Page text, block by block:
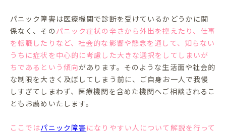
パニック障害は医療機関で診断を受けているかどうかに関
係なく、その パニック症状の辛さから外出を控えたり、仕事
を転職したりなど、社会的な影響や懸念を通して、知らない
うちに症状を中心的に考慮した大きな選択をしてしまいが
ちであるという傾向があります。そのような生活面や社会的
な制限を大きく及ぼしてしまう前に、ご自身お一人で我慢
しすぎてしまわず、医療機関を含めた機関へご相談されるこ
ともお薦めいたします。
ここではパニック障害になりやすい人について解説を行って